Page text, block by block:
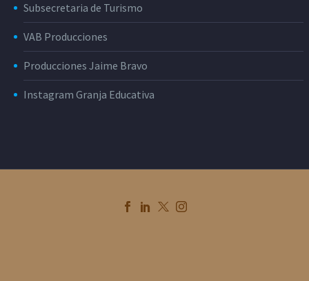
Subsecretaria de Turismo
VAB Producciones
Producciones Jaime Bravo
Instagram Granja Educativa